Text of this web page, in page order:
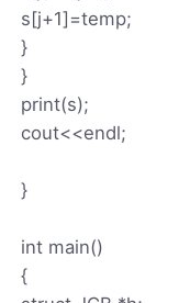
s[j+1]=temp;
}
}
print(s);
cout<<endl;
}
int main()
{